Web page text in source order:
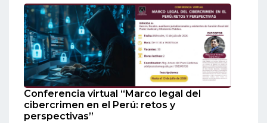
Conferencia virtual “Marco legal del
cibercrimen en el Perú: retos y
perspectivas”